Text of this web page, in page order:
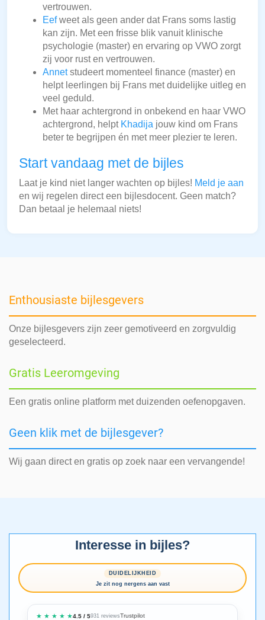
vertrouwen.
Eefweet als geen ander dat Frans soms lastig
kan zijn. Met een frisse blik vanuit klinische
psychologie (master) en ervaring op VWO zorgt
zij voor rust en vertrouwen.
Annetstudeert momenteel finance (master) en
helpt leerlingen bij Frans met duidelijke uitleg en
veel geduld.
Met haar achtergrond in onbekend en haar VWO
achtergrond, helpt Khadija jouw kind om Frans
beter te begrijpen én met meer plezier te leren.
Start vandaag met de bijles
Laat je kind niet langer wachten op bijles! Meld je aan
en wij regelen direct een bijlesdocent. Geen match?
Dan betaal je helemaal niets!
Enthousiaste bijlesgevers
Onze bijlesgevers zijn zeer gemotiveerd en zorgvuldig
geselecteerd.
Gratis Leeromgeving
Een gratis online platform met duizenden oefenopgaven.
Geen klik met de bijlesgever?
Wij gaan direct en gratis op zoek naar een vervangende!
Interesse in bijles?
DUIDELIJKHEID
Je zit nog nergens aan vast
★ ★ ★ ★ ★4.5 / 5931 reviewsTrustpilot